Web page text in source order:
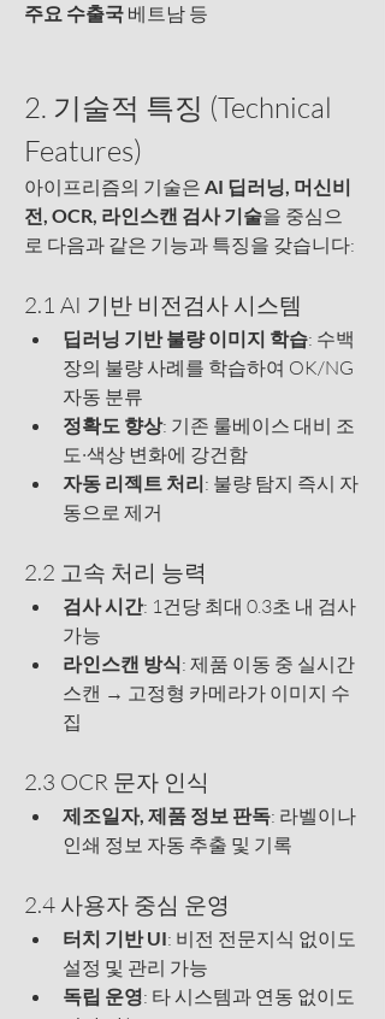
주요 수출국 베트남 등
2. 기술적 특징 (Technical
Features)
아이프리즘의 기술은 AI 딥러닝, 머신비
전, OCR, 라인스캔 검사 기술을 중심으
로 다음과 같은 기능과 특징을 갖습니다:
2.1 AI 기반 비전검사 시스템
딥러닝 기반 불량 이미지 학습: 수백
장의 불량 사례를 학습하여 OK/NG
자동 분류
정확도 향상: 기존 룰베이스 대비 조
도·색상 변화에 강건함
자동 리젝트 처리: 불량 탐지 즉시 자
동으로 제거
2.2 고속 처리 능력
검사 시간: 1건당 최대 0.3초 내 검사
가능
라인스캔 방식: 제품 이동 중 실시간
스캔 → 고정형 카메라가 이미지 수
집
2.3 OCR 문자 인식
제조일자, 제품 정보 판독: 라벨이나
인쇄 정보 자동 추출 및 기록
2.4 사용자 중심 운영
터치 기반 UI: 비전 전문지식 없이도
설정 및 관리 가능
독립 운영: 타 시스템과 연동 없이도